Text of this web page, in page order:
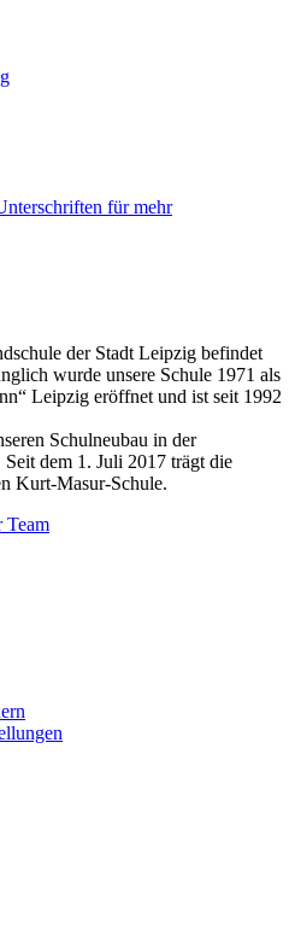
für mehr
der Stadt Leipzig befindet
wurde unsere Schule 1971 als
Leipzig eröffnet und ist seit 1992
Schulneubau in der
Seit dem 1. Juli 2017 trägt die
Kurt-Masur-Schule.
Team